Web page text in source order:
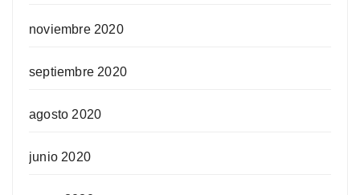
noviembre 2020
septiembre 2020
agosto 2020
junio 2020